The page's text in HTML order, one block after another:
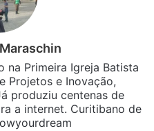
na Primeira Igreja Batista
Projetos e Inovação,
produziu centenas de
a internet. Curitibano de